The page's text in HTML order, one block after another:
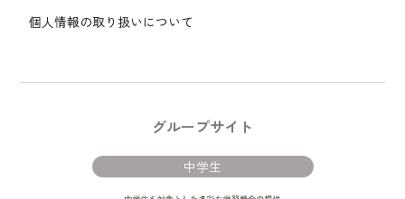
個人情報の取り扱いについて
グループサイト
中学生